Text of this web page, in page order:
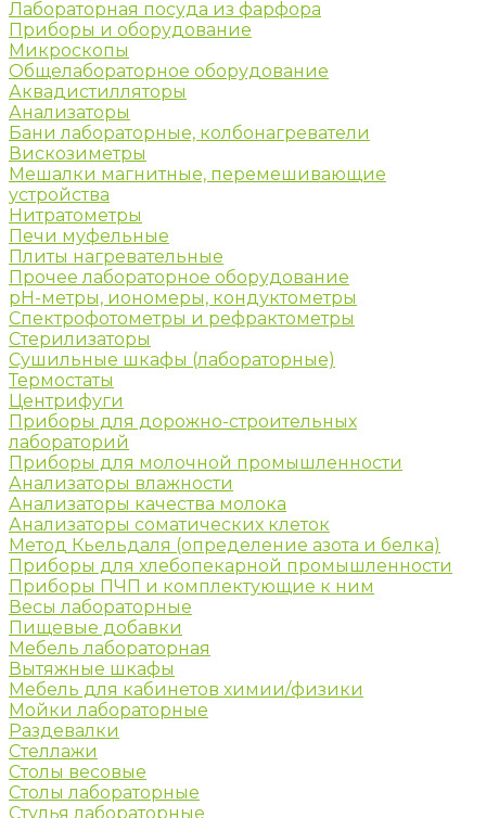
Лабораторная посуда из фарфора
Приборы и оборудование
Микроскопы
Общелабораторное оборудование
Аквадистилляторы
Анализаторы
Бани лабораторные, колбонагреватели
Вискозиметры
Мешалки магнитные, перемешивающие
устройства
Нитратометры
Печи муфельные
Плиты нагревательные
Прочее лабораторное оборудование
рН-метры, иономеры, кондуктометры
Спектрофотометры и рефрактометры
Стерилизаторы
Сушильные шкафы (лабораторные)
Термостаты
Центрифуги
Приборы для дорожно-строительных
лабораторий
Приборы для молочной промышленности
Анализаторы влажности
Анализаторы качества молока
Анализаторы соматических клеток
Метод Кьельдаля (определение азота и белка)
Приборы для хлебопекарной промышленности
Приборы ПЧП и комплектующие к ним
Весы лабораторные
Пищевые добавки
Мебель лабораторная
Вытяжные шкафы
Мебель для кабинетов химии/физики
Мойки лабораторные
Раздевалки
Стеллажи
Столы весовые
Столы лабораторные
Стулья лабораторные